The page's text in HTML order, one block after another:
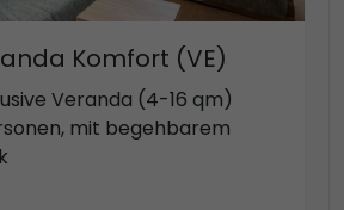
Komfort (VE)
Veranda (4-16 qm)
mit begehbarem